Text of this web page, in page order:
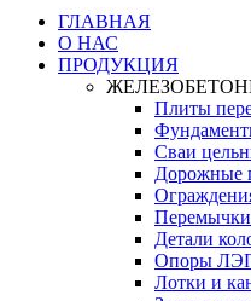
ГЛАВНАЯ
О НАС
ПРОДУКЦИЯ
Плиты
Сваи
Перемычки
Детали
Опоры
Лотки и